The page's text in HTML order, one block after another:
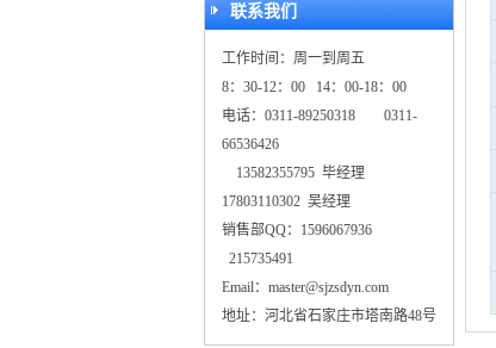
联系我们
工作时间：周一到周五
8：30-12：00 14：00-18：00
电话：0311-89250318 0311-
66536426
13582355795 毕经理
17803110302 吴经理
销售部QQ：1596067936
215735491
Email：master@sjzsdyn.com
地址：河北省石家庄市塔南路48号